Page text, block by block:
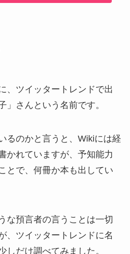
、ツイッタートレンドで出
」さんという名前です。
るのかと言うと、Wikiには経
かれていますが、予知能力
とで、何冊か本も出してい
な預言者の言うことは一切
、ツイッタートレンドに名
しだけ調べてみました。